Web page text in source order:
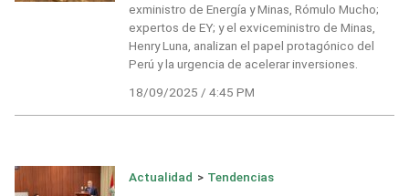
exministro de Energía y Minas, Rómulo Mucho;
expertos de EY; y el exviceministro de Minas,
Henry Luna, analizan el papel protagónico del
Perú y la urgencia de acelerar inversiones.
18/09/2025 / 4:45 PM
Actualidad > Tendencias